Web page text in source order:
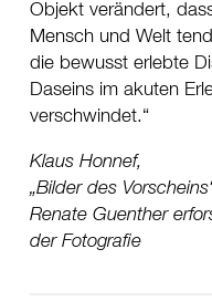
Objekt verändert,
Mensch und Welt
die bewusst erlebte
Daseins im akuten
verschwindet.
Klaus Honnef,
„Bilder des
Renate Guenther
der Fotografie